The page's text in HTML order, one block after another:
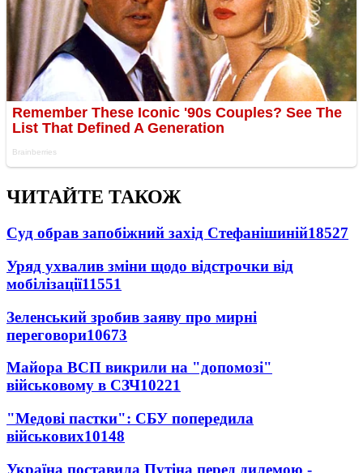
ЧИТАЙТЕ ТАКОЖ
Суд обрав запобіжний захід Стефанішиній18527
Уряд ухвалив зміни щодо відстрочки від
мобілізації11551
Зеленський зробив заяву про мирні
переговори10673
Майора ВСП викрили на "допомозі"
військовому в СЗЧ10221
"Медові пастки": СБУ попередила
військових10148
Україна поставила Путіна перед дилемою -